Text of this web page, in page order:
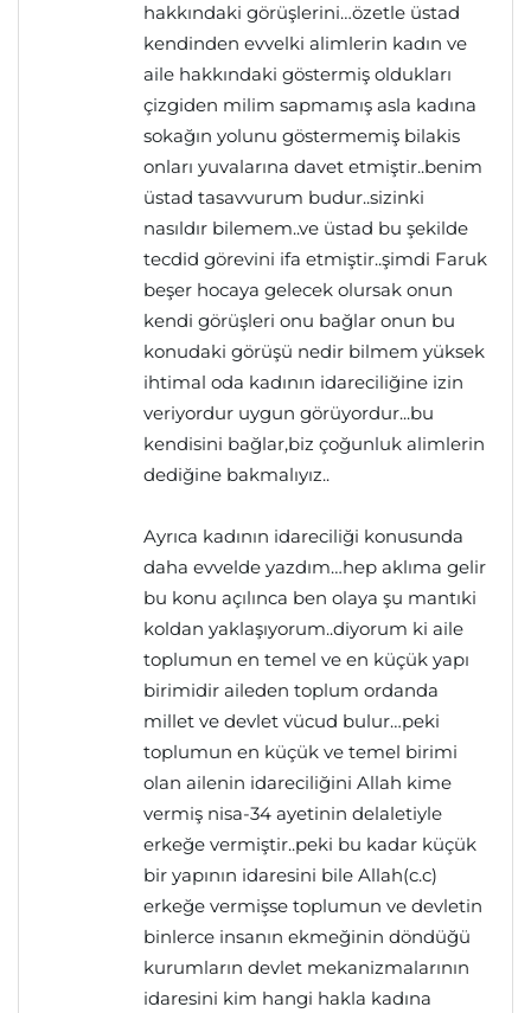
hakkındaki görüşlerini…özetle üstad
kendinden evvelki alimlerin kadın ve
aile hakkındaki göstermiş oldukları
çizgiden milim sapmamış asla kadına
sokağın yolunu göstermemiş bilakis
onları yuvalarına davet etmiştir..benim
üstad tasavvurum budur..sizinki
nasıldır bilemem..ve üstad bu şekilde
tecdid görevini ifa etmiştir..şimdi Faruk
beşer hocaya gelecek olursak onun
kendi görüşleri onu bağlar onun bu
konudaki görüşü nedir bilmem yüksek
ihtimal oda kadının idareciliğine izin
veriyordur uygun görüyordur...bu
kendisini bağlar,biz çoğunluk alimlerin
dediğine bakmalıyız..
Ayrıca kadının idareciliği konusunda
daha evvelde yazdım…hep aklıma gelir
bu konu açılınca ben olaya şu mantıki
koldan yaklaşıyorum..diyorum ki aile
toplumun en temel ve en küçük yapı
birimidir aileden toplum ordanda
millet ve devlet vücud bulur…peki
toplumun en küçük ve temel birimi
olan ailenin idareciliğini Allah kime
vermiş nisa-34 ayetinin delaletiyle
erkeğe vermiştir..peki bu kadar küçük
bir yapının idaresini bile Allah(c.c)
erkeğe vermişse toplumun ve devletin
binlerce insanın ekmeğinin döndüğü
kurumların devlet mekanizmalarının
idaresini kim hangi hakla kadına